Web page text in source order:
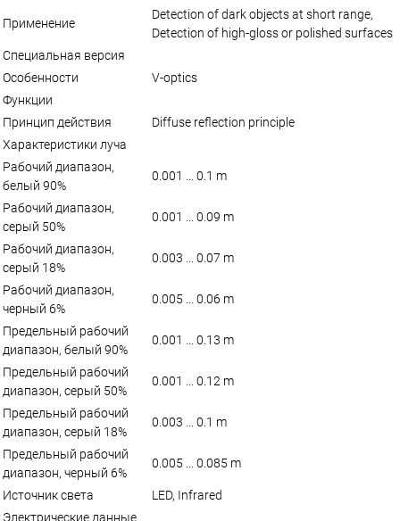
Применение
Detection of dark objects at short range,
Detection of high-gloss or polished surfaces
Специальная версия
Особенности
V-optics
Функции
Принцип действия
Diffuse reflection principle
Характеристики луча
Рабочий диапазон,
белый 90%
0.001 ... 0.1 m
Рабочий диапазон,
серый 50%
0.001 ... 0.09 m
Рабочий диапазон,
серый 18%
0.003 ... 0.07 m
Рабочий диапазон,
черный 6%
0.005 ... 0.06 m
Предельный рабочий
диапазон, белый 90%
0.001 ... 0.13 m
Предельный рабочий
диапазон, серый 50%
0.001 ... 0.12 m
Предельный рабочий
диапазон, серый 18%
0.003 ... 0.1 m
Предельный рабочий
диапазон, черный 6%
0.005 ... 0.085 m
Источник света
LED, Infrared
Электрические данные